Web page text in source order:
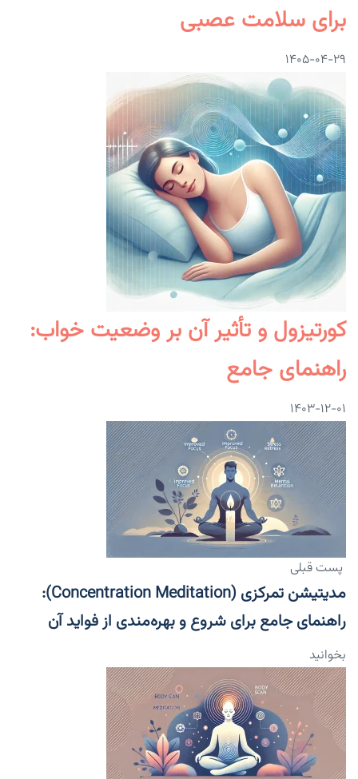
برای سلامت عصبی
۱۴۰۵-۰۴-۲۹
کورتیزول و تأثیر آن بر وضعیت خواب:
راهنمای جامع
۱۴۰۳-۱۲-۰۱
پست قبلی
مدیتیشن تمرکزی (Concentration Meditation):
راهنمای جامع برای شروع و بهره‌مندی از فواید آن
بخوانید